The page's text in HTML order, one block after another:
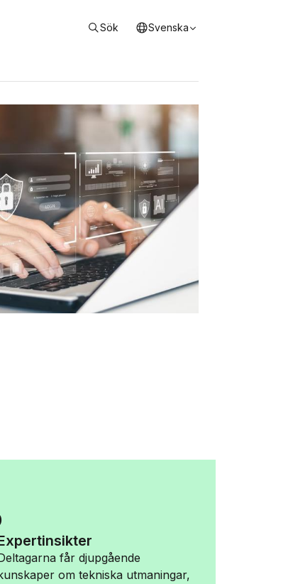
Sök Svenska
får djupgående
om tekniska utmaningar,